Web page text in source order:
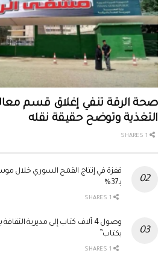
صحة الرقة تنفي إغلاق قسم
التغذية وتوضح حقيقة نقله
بـ37%
وصول 4 آلاف كتاب إلى مديرية
بكتاب”